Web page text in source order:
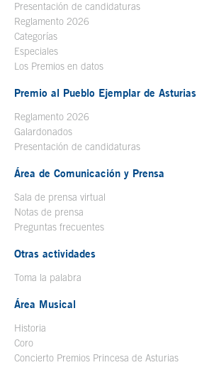
Presentación de candidaturas
Reglamento 2026
Categorías
Especiales
Los Premios en datos
Premio al Pueblo Ejemplar de Asturias
Reglamento 2026
Galardonados
Presentación de candidaturas
Área de Comunicación y Prensa
Sala de prensa virtual
Notas de prensa
Preguntas frecuentes
Otras actividades
Toma la palabra
Área Musical
Historia
Coro
Concierto Premios Princesa de Asturias